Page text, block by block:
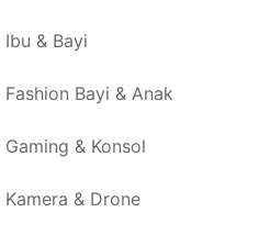
Ibu & Bayi
Fashion Bayi & Anak
Gaming & Konsol
Kamera & Drone